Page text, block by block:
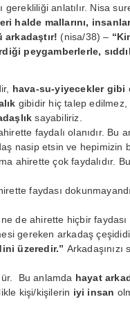
gerekliliği anlatılır. Nisa
halde mallarını,
arkadaştır! (nisa/38) –
peygamberlerle,
hava-su-yiyecekler gibi
gibidir hiç talep edilmez,
sayabiliriz.
faydalı olanıdır. Bu
nasip etsin ve hepimizin
ahirette çok faydalıdır.
faydası
de ahirette hiçbir faydası
gereken arkadaş
üzeredir.”
Bu anlamda hayat
kişi/kişilerin iyi insan